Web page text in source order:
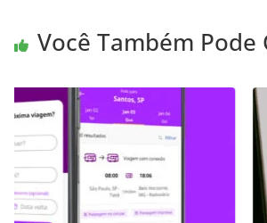
Você Também Pode